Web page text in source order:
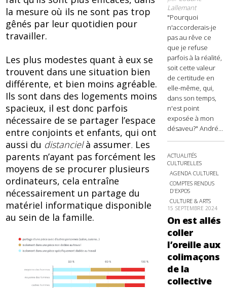
la mesure où ils ne sont pas trop
gênés par leur quotidien pour
travailler.
Les plus modestes quant à eux se
trouvent dans une situation bien
différente, et bien moins agréable.
Ils sont dans des logements moins
spacieux, il est donc parfois
nécessaire de se partager l’espace
entre conjoints et enfants, qui ont
aussi du distancielà assumer. Les
parents n’ayant pas forcément les
moyens de se procurer plusieurs
ordinateurs, cela entraîne
nécessairement un partage du
matériel informatique disponible
au sein de la famille.
Lallemant
"Pourquoi
n'accorderais-je
pas au rêve ce
que je refuse
parfois à la réalité,
soit cette valeur
de certitude en
elle-même, qui,
dans son temps,
n'est point
exposée à mon
désaveu?" André...
ACTUALITÉS
CULTURELLES
AGENDA CULTUREL
COMPTES RENDUS
D'EXPOS
CULTURE & ARTS
15 SEPTEMBRE 2024
On est allés
coller
l’oreille aux
colimaçons
de la
collective